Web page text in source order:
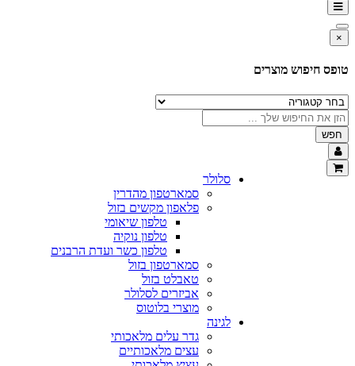
×
טופס חיפוש מוצרים
חפש
סלולר
סמארטפון מהדרין
פלאפון מקשים בזול
טלפון שיאומי
טלפון נוקיה
טלפון כשר ועדת הרבנים
סמארטפון בזול
טאבלט בזול
אביזרים לסלולר
מוצרי בלוטוס
לגינה
גדר עלים מלאכותי
עצים מלאכותיים